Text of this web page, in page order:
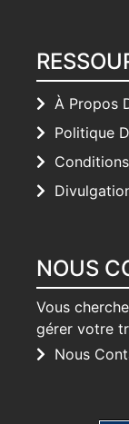
À Propos
Politique
NOUS
Vous
gérer votre
Nous